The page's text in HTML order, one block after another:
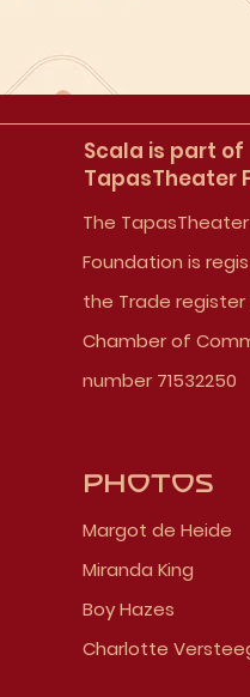
Scala is part of
TapasTheater
The TapasTheater
Foundation is
the Trade register
Chamber of
number 71532250
Photos
Margot de Heide
Miranda King
Boy Hazes
Charlotte